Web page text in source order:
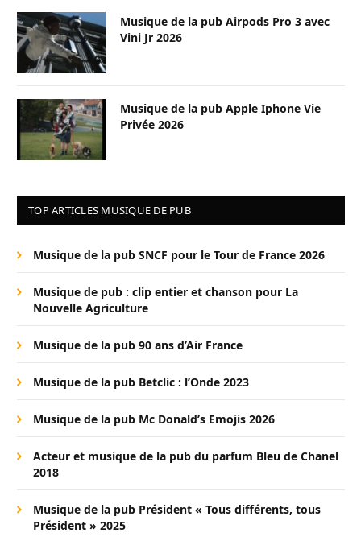
Musique de la pub Airpods Pro 3 avec
Vini Jr 2026
Musique de la pub Apple Iphone Vie
Privée 2026
TOP ARTICLES MUSIQUE DE PUB
Musique de la pub SNCF pour le Tour de France 2026
Musique de pub : clip entier et chanson pour La
Nouvelle Agriculture
Musique de la pub 90 ans d’Air France
Musique de la pub Betclic : l’Onde 2023
Musique de la pub Mc Donald’s Emojis 2026
Acteur et musique de la pub du parfum Bleu de Chanel
2018
Musique de la pub Président « Tous différents, tous
Président » 2025